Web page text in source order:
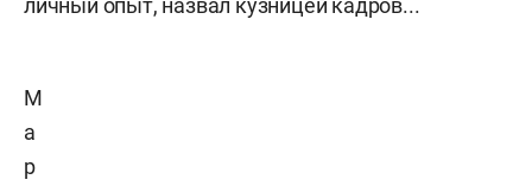
личный опыт, назвал кузницей кадров...
М
а
р